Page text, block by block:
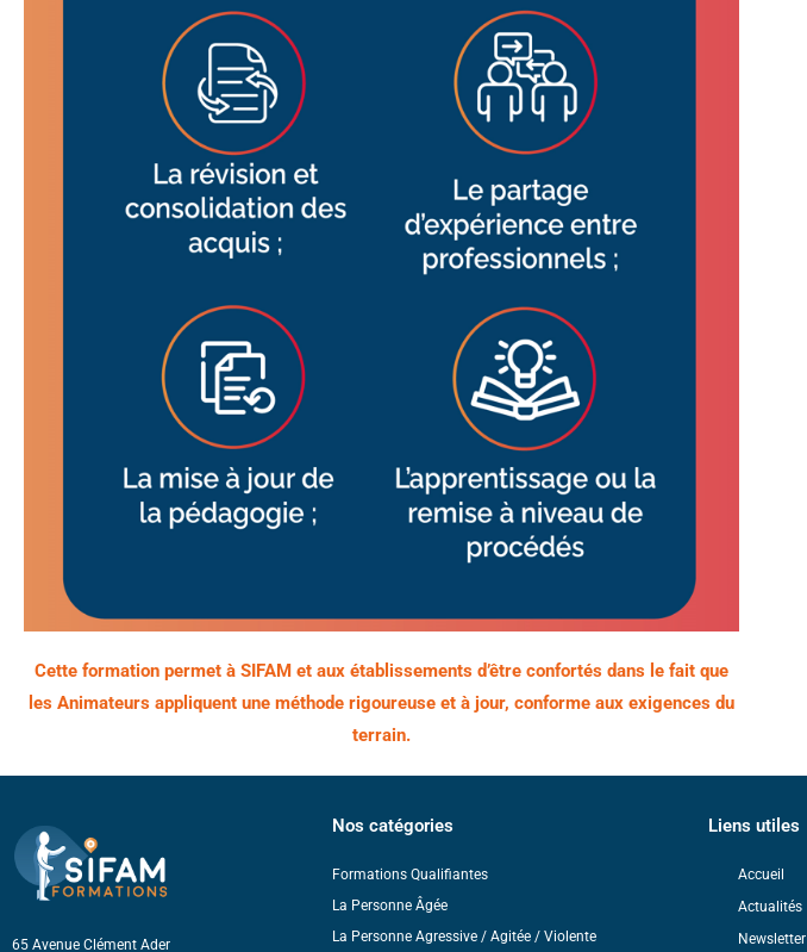
Cette formation permet à SIFAM et aux établissements d’être confortés dans le fait que
les Animateurs appliquent une méthode rigoureuse et à jour, conforme aux exigences du
terrain.
65 Avenue Clément Ader
Nos catégories
Formations Qualifiantes
La Personne Âgée
La Personne Agressive / Agitée / Violente
Liens utiles
Accueil
Actualités
Newsletter